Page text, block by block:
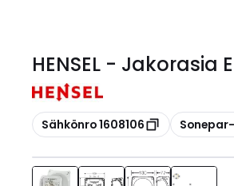
HENSEL - Jakorasia
Kopioi
Sähkönro 1608106 Kopioi